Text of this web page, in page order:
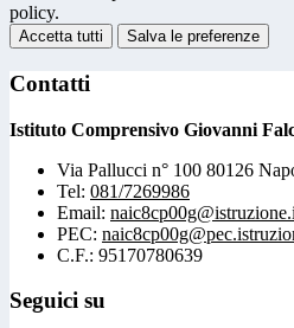
policy.
Accetta tutti Salva le preferenze
Contatti
Istituto Comprensivo Giovanni
Via Pallucci n° 100 80126
Tel: 081/7269986
Email:
PEC:
C.F.: 95170780639
Seguici su